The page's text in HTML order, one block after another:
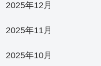
2025年12月
2025年11月
2025年10月